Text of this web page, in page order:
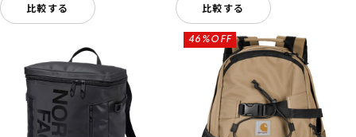
比較する 比較する
46%OFF